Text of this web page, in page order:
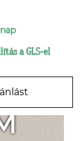
a GLS-el